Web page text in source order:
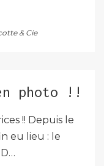
& Cie
photo !!
!! Depuis le
eu lieu : le